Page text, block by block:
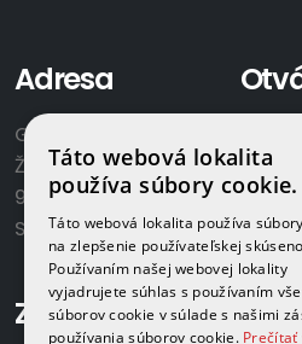
Adresa
GAMAPLYN s.r.o.
Železničná 570/8
922 02 Krakovany
Slovensko
So:
Zavolajte nám:
Táto webová lokalita
používa súbory cookie.
Táto webová lokalita používa
na zlepšenie používateľskej
Používaním našej webovej lokality
vyjadrujete súhlas s používaním
súborov cookie v súlade s našimi
používania súborov cookie. Prečítať